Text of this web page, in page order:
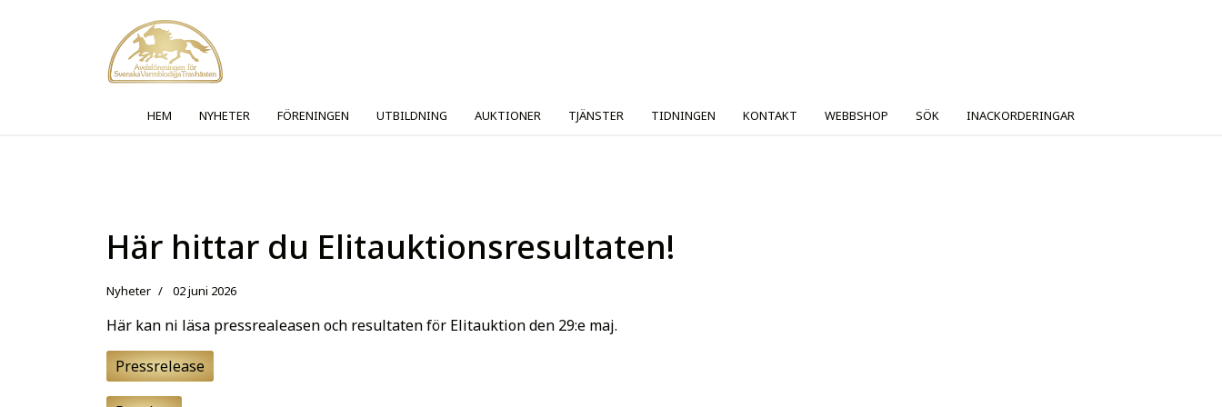
HEM NYHETER FÖRENINGEN UTBILDNING AUKTIONER TJÄNSTER TIDNINGEN KONTAKT WEBBSHOP SÖK INACKORDERINGAR
Här hittar du Elitauktionsresultaten!
Nyheter 02 juni 2026
Här kan ni läsa pressrealeasen och resultaten för Elitauktion den 29:e maj.
Pressrelease